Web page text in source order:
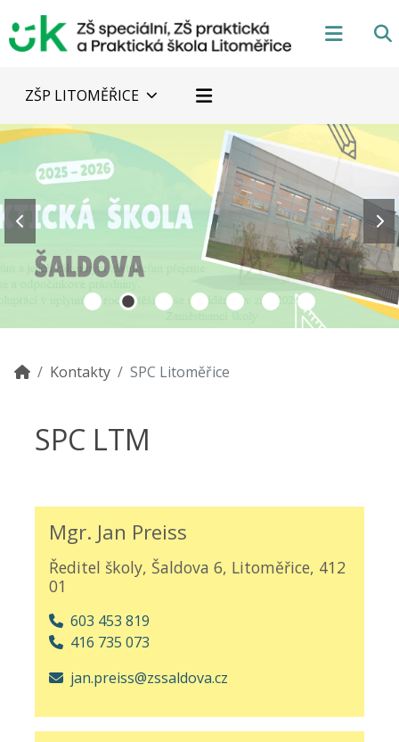
ZŠP LITOMĚŘICE
Kontakty SPC Litoměřice
SPC LTM
Mgr. Jan Preiss
Ředitel školy, Šaldova 6, Litoměřice, 412
01
603 453 819
416 735 073
jan.preiss@zssaldova.cz